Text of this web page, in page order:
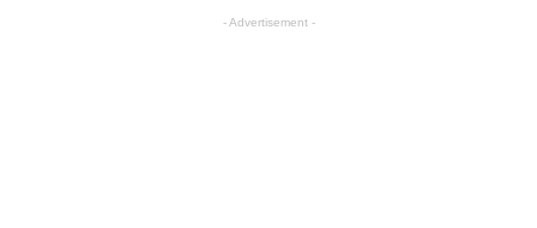
- Advertisement -